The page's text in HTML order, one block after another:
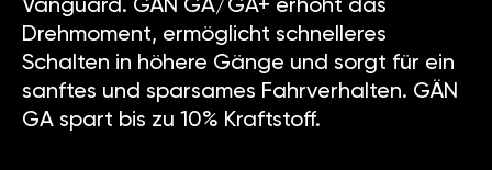
Vanguard. GÄN GA/GA+ erhöht das
Drehmoment, ermöglicht schnelleres
Schalten in höhere Gänge und sorgt für ein
sanftes und sparsames Fahrverhalten. GÄN
GA spart bis zu 10% Kraftstoff.